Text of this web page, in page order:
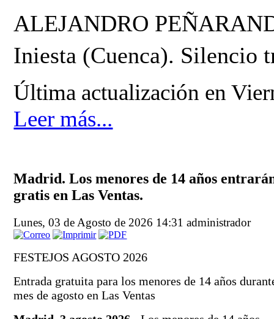
ALEJANDRO
Iniesta (Cuenca). Silencio
Última actualización en
Leer más...
Madrid. Los menores de 14 años
gratis en Las Ventas.
Lunes, 03 de Agosto de 2026 14:31administrador
FESTEJOS AGOSTO 2026
Entrada gratuita para los menores de 14 años
mes de agosto en Las Ventas